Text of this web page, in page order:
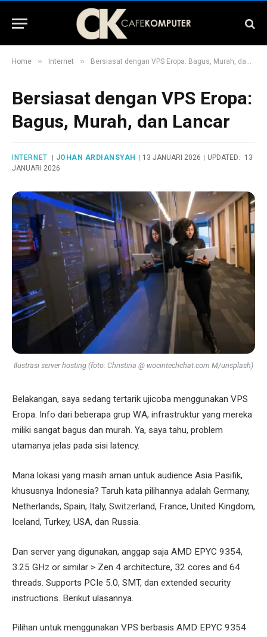
Home » Internet » Bersiasat dengan VPS Eropa: Bagus, Murah, dan Lancar
Bersiasat dengan VPS Eropa:
Bagus, Murah, dan Lancar
INTERNET JOHAN ARDIANSYAH 13 JANUARI 2026 UPDATED:
13
JANUARI 2026
Ilustrasi server hosting (foto: Christina @ wocintechchat.com M/unsplash)
Belakangan, saya sedang tertarik ujicoba menggunakan VPS
Eropa. Info dari beberapa grup WA, infrastruktur yang mereka
miliki sangat bagus dan murah. Ya, saya tahu, problem
utamanya jelas pada sisi latency.
Mana lokasi yang masih aman untuk audience Asia Pasifik,
khususnya Indonesia? Taruh kata pilihannya adalah Germany,
Netherlands, Spain, Italy, Switzerland, France, United Kingdom,
Iceland, Turkey, USA, dan Russia.
Dan server yang digunakan, anggap saja AMD EPYC 9354,
3.25 GHz or similar > Zen 4 architecture, 32 cores and 64
threads. Supports PCIe 5.0, SMT, dan extended security
instructions. Berikut ulasannya.
Pilihan untuk menggunakan VPS berbasis AMD EPYC 9354